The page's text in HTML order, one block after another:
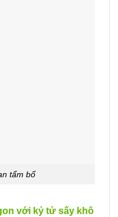
tẩm bổ
với kỷ tử sấy khô